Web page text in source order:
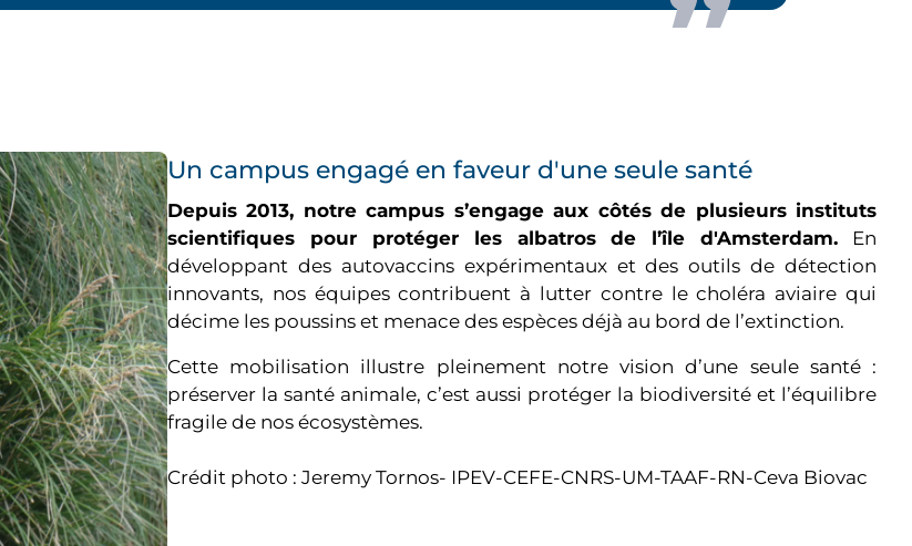
Un campus engagé en faveur d'une seule santé
Depuis 2013, notre campus s’engage aux côtés de plusieurs instituts
scientifiques pour protéger les albatros de l’île d'Amsterdam. En
développant des autovaccins expérimentaux et des outils de détection
innovants, nos équipes contribuent à lutter contre le choléra aviaire qui
décime les poussins et menace des espèces déjà au bord de l’extinction.
Cette mobilisation illustre pleinement notre vision d’une seule santé :
préserver la santé animale, c’est aussi protéger la biodiversité et l’équilibre
fragile de nos écosystèmes.
Crédit photo : Jeremy Tornos- IPEV-CEFE-CNRS-UM-TAAF-RN-Ceva Biovac